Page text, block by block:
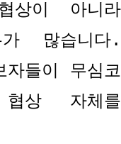
상이 아니라
많습니다.
들이 무심코
상 자체를